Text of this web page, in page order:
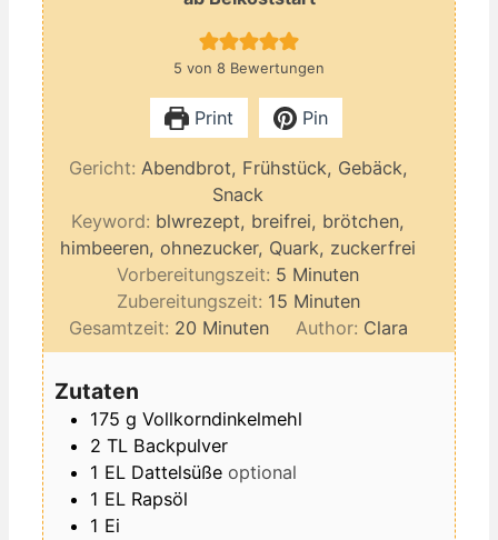
5 von 8 Bewertungen
Print Pin
Gericht: Abendbrot, Frühstück, Gebäck,
Snack
Keyword: blwrezept, breifrei, brötchen,
himbeeren, ohnezucker, Quark, zuckerfrei
Vorbereitungszeit: 5 Minuten
Minuten
Zubereitungszeit: 15Minuten
Minuten
Gesamtzeit: 20Minuten
Minuten Author: Clara
Zutaten
175 g Vollkorndinkelmehl
2 TL Backpulver
1 EL Dattelsüße optional
1 EL Rapsöl
1 Ei